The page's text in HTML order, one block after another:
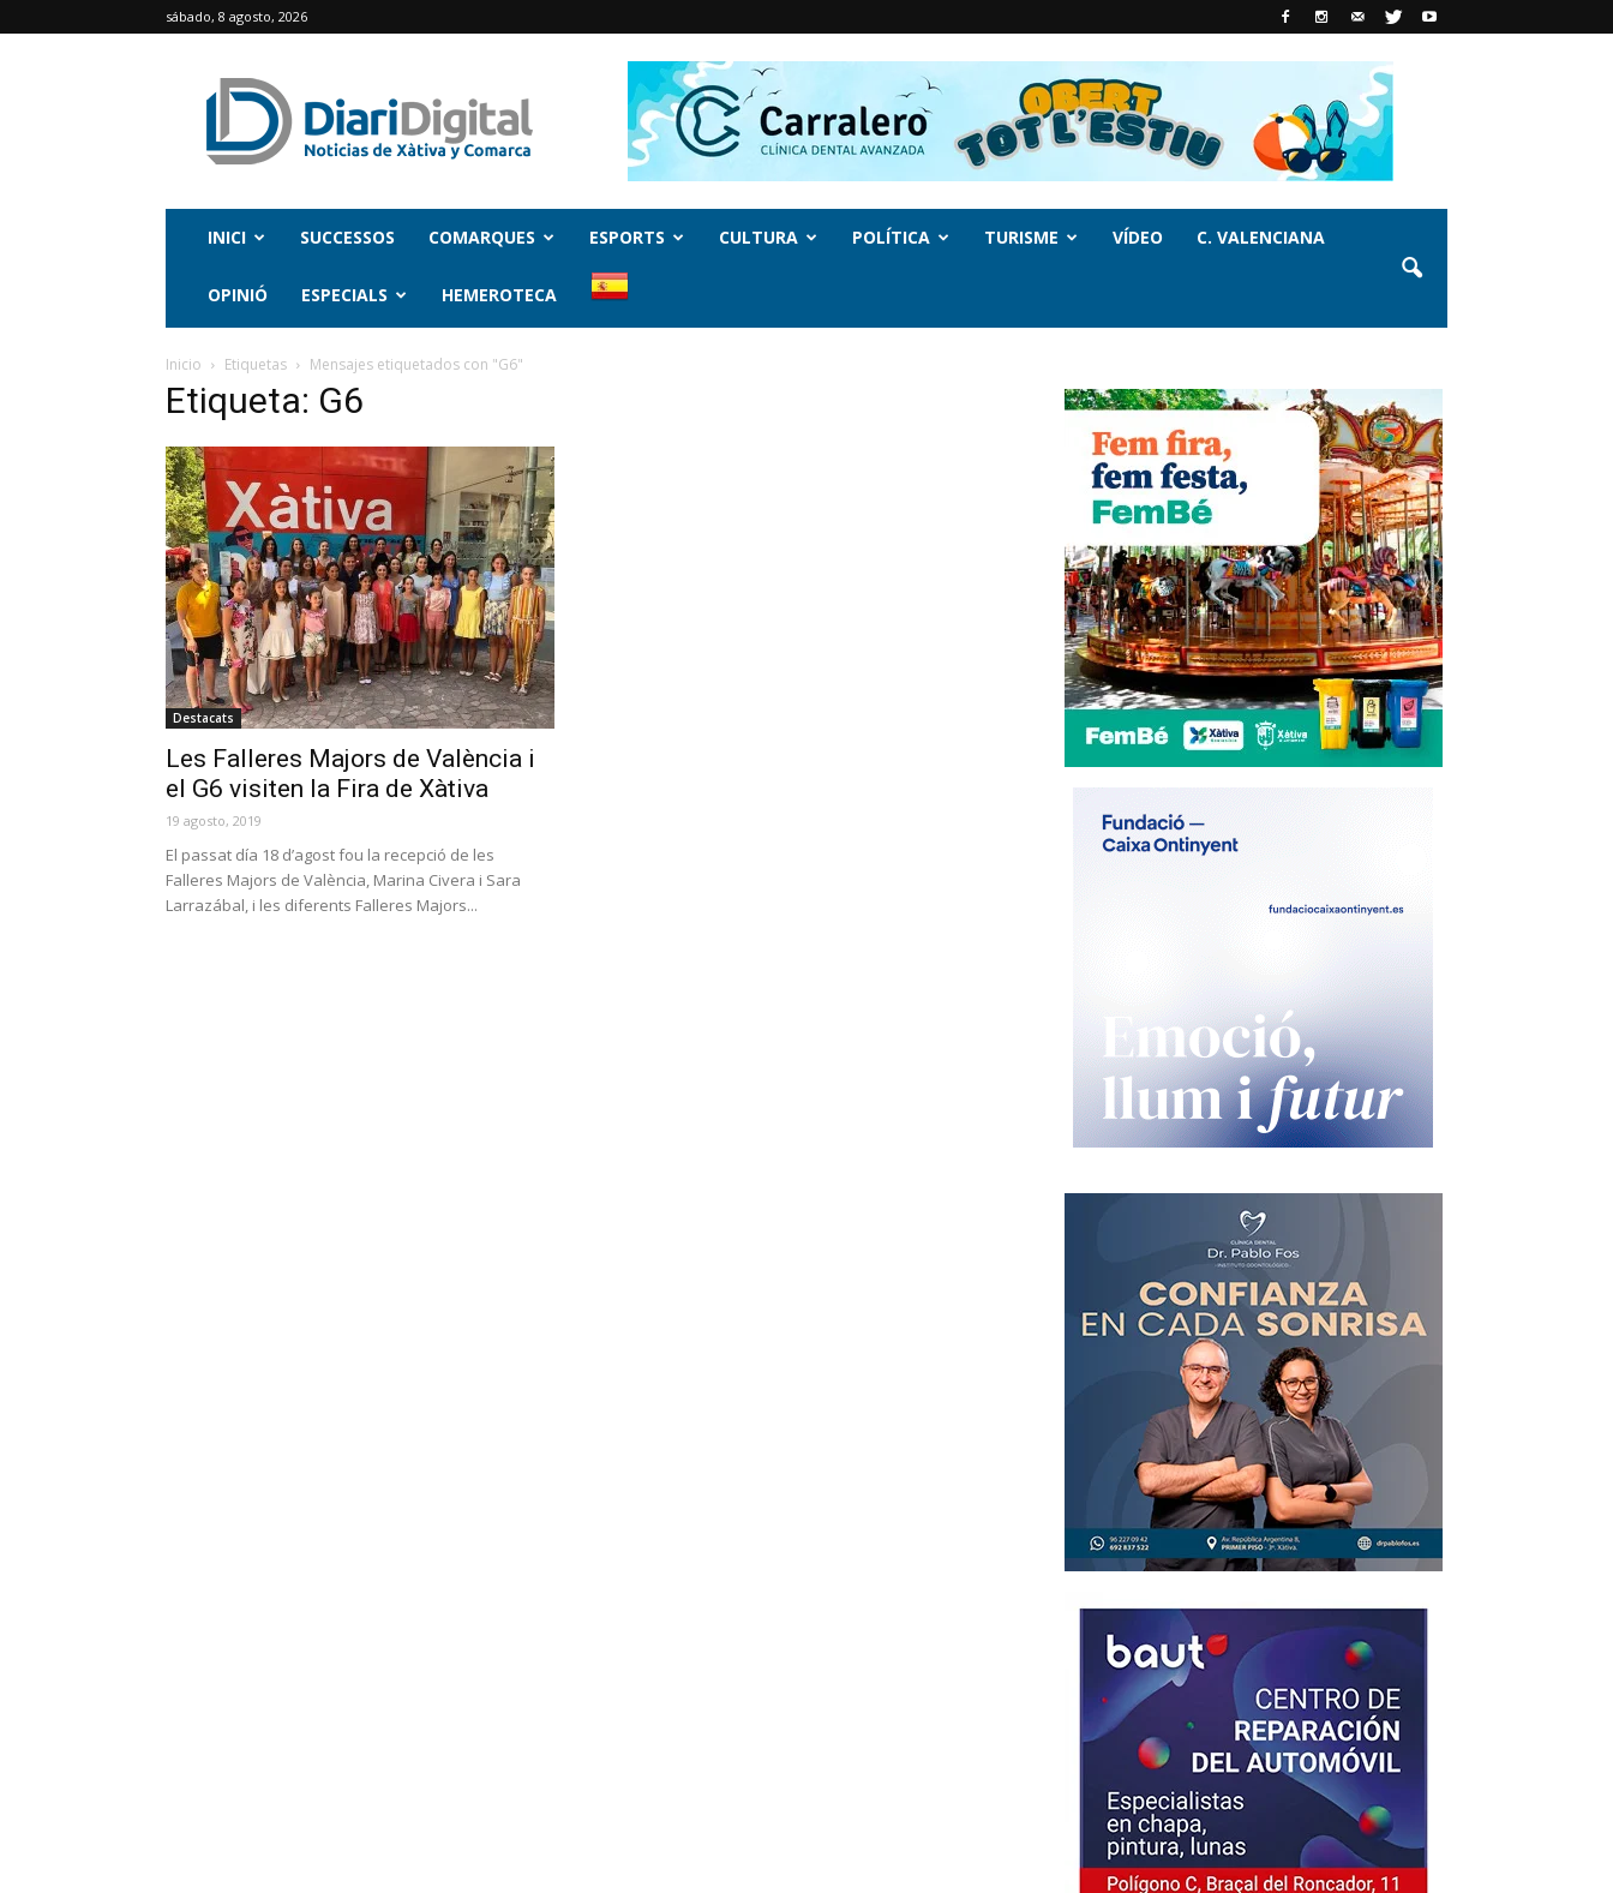
sábado, 8 agosto, 2026
INICI SUCCESSOS COMARQUES ESPORTS CULTURA POLÍTICA TURISME VÍDEO C. VALENCIANA
OPINIÓ ESPECIALS HEMEROTECA
Inicio Etiquetas Mensajes etiquetados con "G6"
Etiqueta: G6
Destacats
Les Falleres Majors de València i
el G6 visiten la Fira de Xàtiva
19 agosto, 2019
El passat día 18 d’agost fou la recepció de les
Falleres Majors de València, Marina Civera i Sara
Larrazábal, i les diferents Falleres Majors...